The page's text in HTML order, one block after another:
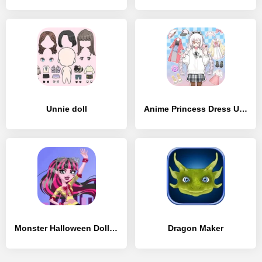
Unnie doll Anime Princess Dress Up Game
Monster Halloween Dolls Dress Up Girls Game Dragon Maker